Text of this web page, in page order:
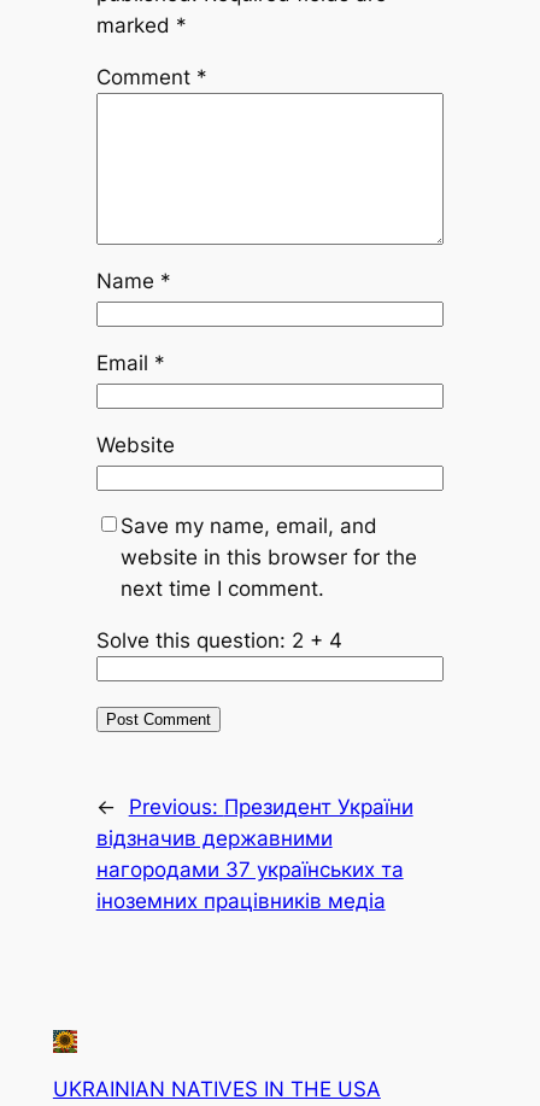
marked *
Comment *
Name *
Email *
Website
Save my name, email, and
website in this browser for the
next time I comment.
Solve this question: 2 + 4
← Previous: Президент України
відзначив державними
нагородами 37 українських та
іноземних працівників медіа
UKRAINIAN NATIVES IN THE USA